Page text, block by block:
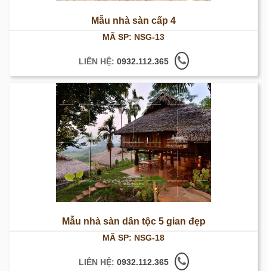
Mẫu nhà sàn cấp 4
MÃ SP: NSG-13
LIÊN HỆ: 0932.112.365
Mẫu nhà sàn dân tộc 5 gian đẹp
MÃ SP: NSG-18
LIÊN HỆ: 0932.112.365